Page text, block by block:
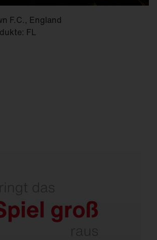
F.C., England
FL
auf dem Feld.
mit hervorragender
Licht­verteilung und
Back-Light-Control-Blende.